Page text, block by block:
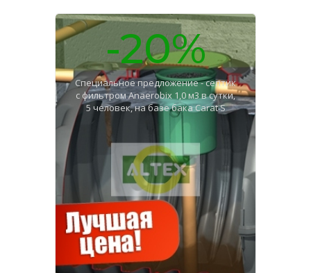
-20%
Специальное предложение - септик
с фильтром Anaerobix 1,0 м3 в сутки,
5 человек, на базе бака Carat S